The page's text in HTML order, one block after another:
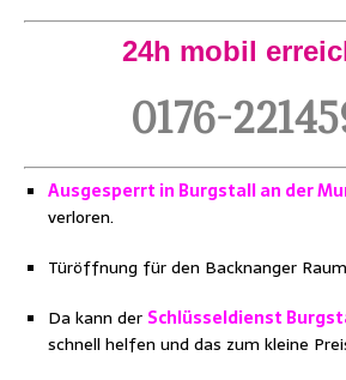
24h mobil
0176-
Ausgesperrt in Burgstall an der
verloren.
Türöffnung für den Backnanger
Da kann der Schlüsseldienst
schnell helfen und das zum kleine